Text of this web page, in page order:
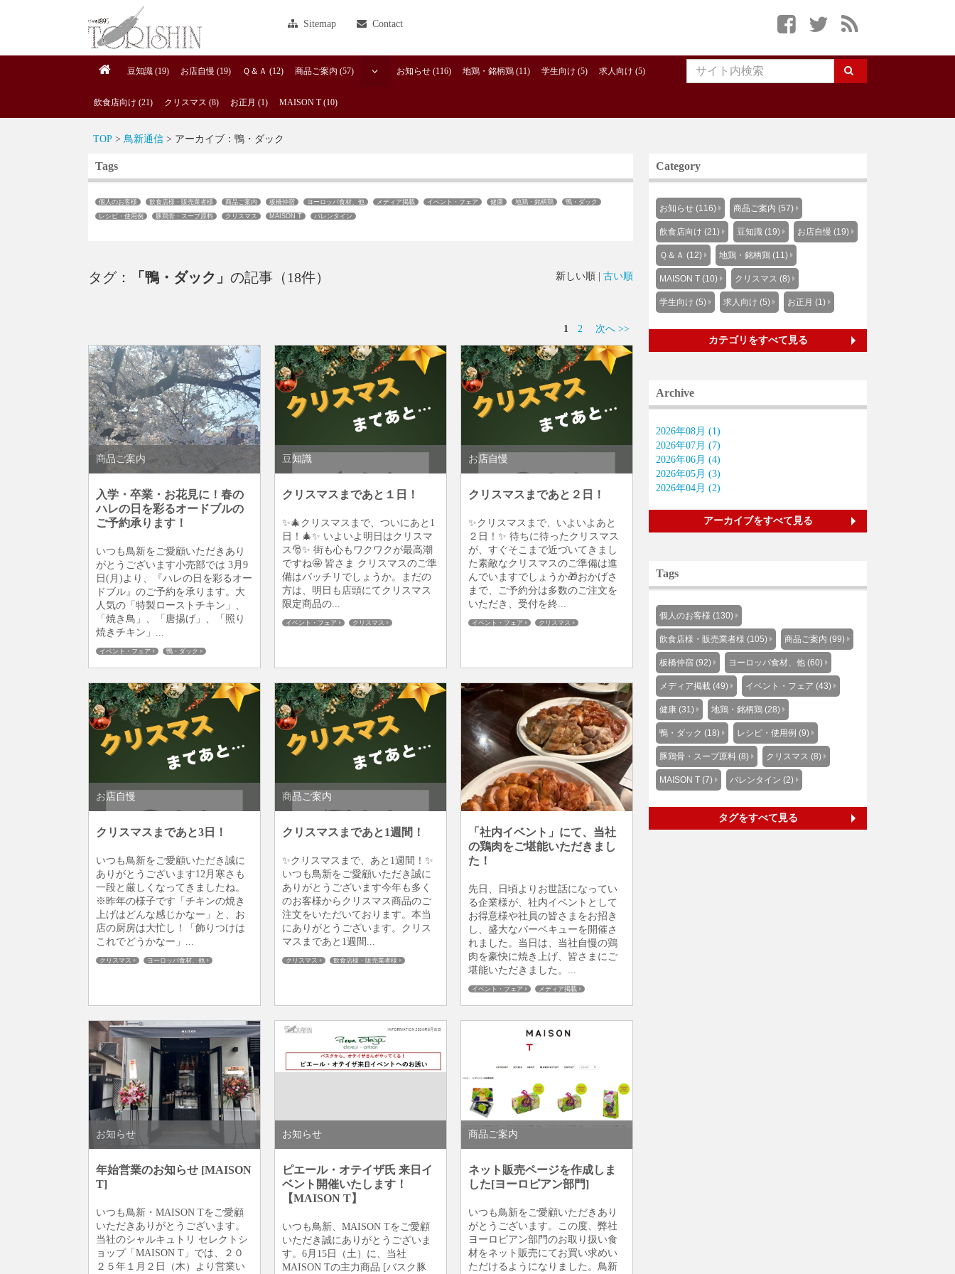
Sitemap Contact
豆知識 (19) お店自慢 (19) Ｑ＆Ａ (12) 商品ご案内 (57) お知らせ (116) 地鶏・銘柄鶏 (11) 学生向け (5) 求人向け (5)
飲食店向け (21) クリスマス (8) お正月 (1) MAISON T (10)
TOP >鳥新通信 > アーカイブ：鴨・ダック
Tags
個人のお客様 飲食店様・販売業者様 商品ご案内 板橋仲宿 ヨーロッパ食材、他 メディア掲載 イベント・フェア 健康 地鶏・銘柄鶏
鴨・ダック
レシピ・使用例
豚鶏骨・スープ原料 クリスマス MAISON T バレンタイン
タグ： 「鴨・ダック」 の記事（18件） 新しい順 |古い順
1 2 次へ >>
商品ご案内
入学・卒業・お花見に！春の
ハレの日を彩るオードブルの
ご予約承ります！
いつも鳥新をご愛顧いただきあり
がとうございます小売部では 3月9
日(月)より、『ハレの日を彩るオー
ドブル』のご予約を承ります。大
人気の「特製ローストチキン」、
「焼き鳥」、「唐揚げ」、「照り
焼きチキン」...
イベント・フェア
鴨・ダック
豆知識
クリスマスまであと１日！
✨🎄クリスマスまで、ついにあと1
日！🎄✨ いよいよ明日はクリスマ
ス🎅✨ 街も心もワクワクが最高潮
ですね🤩 皆さま クリスマスのご準
備はバッチリでしょうか。まだの
方は、明日も店頭にてクリスマス
限定商品の...
イベント・フェア
クリスマス
お店自慢
クリスマスまであと２日！
✨クリスマスまで、いよいよあと
２日！✨ 待ちに待ったクリスマス
が、すぐそこまで近づいてきまし
た素敵なクリスマスのご準備は進
んでいますでしょうか🎁おかげさ
まで、ご予約分は多数のご注文を
いただき、受付を終...
イベント・フェア
クリスマス
お店自慢
クリスマスまであと3日！
いつも鳥新をご愛顧いただき誠に
ありがとうございます12月寒さも
一段と厳しくなってきましたね。
※昨年の様子です「チキンの焼き
上げはどんな感じかなー」と、お
店の厨房は大忙し！「飾りつけは
これでどうかなー」...
クリスマス
ヨーロッパ食材、他
商品ご案内
クリスマスまであと1週間！
✨クリスマスまで、あと1週間！✨
いつも鳥新をご愛顧いただき誠に
ありがとうございます今年も多く
のお客様からクリスマス商品のご
注文をいただいております。本当
にありがとうございます。クリス
マスまであと1週間...
クリスマス
飲食店様・販売業者様
「社内イベント」にて、当社
の鶏肉をご堪能いただきまし
た！
先日、日頃よりお世話になってい
る企業様が、社内イベントとして
お得意様や社員の皆さまをお招き
し、盛大なバーベキューを開催さ
れました。当日は、当社自慢の鶏
肉を豪快に焼き上げ、皆さまにご
堪能いただきました。...
イベント・フェア
メディア掲載
商品ご案内
地鶏・銘柄鶏 板橋仲宿
お知らせ
年始営業のお知らせ [MAISON
T]
いつも鳥新・MAISON Tをご愛顧
いただきありがとうございます。
当社のシャルキュトリ セレクトシ
ョップ「MAISON T」では、２０
２５年１月２日（木）より営業い
お知らせ
ピエール・オテイザ氏 来日イ
ベント開催いたします！
【MAISON T】
いつも鳥新、MAISON Tをご愛顧
いただき誠にありがとうございま
す。6月15日（土）に、当社
MAISON Tの主力商品 [バスク豚
商品ご案内
ネット販売ページを作成しま
した[ヨーロピアン部門]
いつも鳥新をご愛顧いただきあり
がとうございます。この度、弊社
ヨーロピアン部門のお取り扱い食
材をネット販売にてお買い求めい
ただけるようになりました。鳥新
Category
お知らせ (116) 商品ご案内 (57)
飲食店向け (21) 豆知識 (19) お店自慢 (19)
Ｑ＆Ａ (12) 地鶏・銘柄鶏 (11)
MAISON T (10) クリスマス (8)
学生向け (5) 求人向け (5) お正月 (1)
カテゴリをすべて見る
Archive
2026年08月 (1)
2026年07月 (7)
2026年06月 (4)
2026年05月 (3)
2026年04月 (2)
アーカイブをすべて見る
Tags
個人のお客様 (130)
飲食店様・販売業者様 (105) 商品ご案内 (99)
板橋仲宿 (92) ヨーロッパ食材、他 (60)
メディア掲載 (49) イベント・フェア (43)
健康 (31) 地鶏・銘柄鶏 (28)
鴨・ダック (18) レシピ・使用例 (9)
豚鶏骨・スープ原料 (8) クリスマス (8)
MAISON T (7) バレンタイン (2)
タグをすべて見る